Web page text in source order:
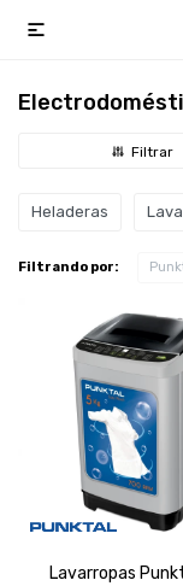

Heladeras
Filtrando por:
Lavarropas